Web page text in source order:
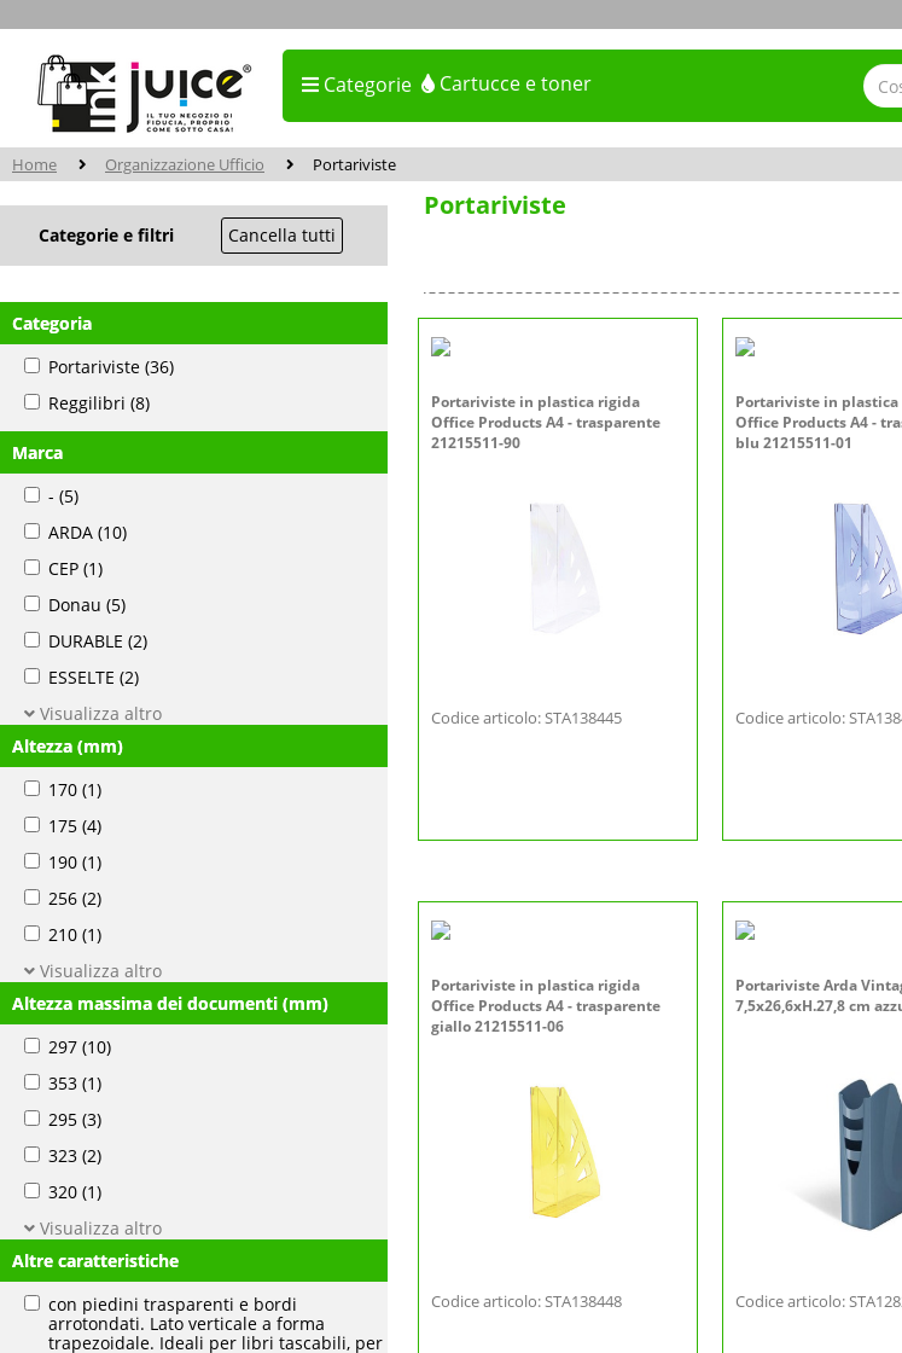
Categorie Cartucce e toner
Home Organizzazione Ufficio Portariviste
Categorie e filtri Cancella tutti
Categoria
Portariviste (36)
Reggilibri (8)
Marca
- (5)
ARDA (10)
CEP (1)
Donau (5)
DURABLE (2)
ESSELTE (2)
Visualizza altro
Altezza (mm)
170 (1)
175 (4)
190 (1)
256 (2)
210 (1)
Visualizza altro
Altezza massima dei documenti (mm)
297 (10)
353 (1)
295 (3)
323 (2)
320 (1)
Visualizza altro
Altre caratteristiche
con piedini trasparenti e bordi
arrotondati. Lato verticale a forma
trapezoidale. Ideali per libri tascabili, per
Portariviste
Portariviste in plastica rigida
Office Products A4 - trasparente
21215511-90
Codice articolo: STA138445
Portariviste in
Office Products A4 -
blu 21215511-01
Codice articolo:
Portariviste in plastica rigida
Office Products A4 - trasparente
giallo 21215511-06
Codice articolo: STA138448
Portariviste Arda
7,5x26,6xH.27,8 cm
Codice articolo: